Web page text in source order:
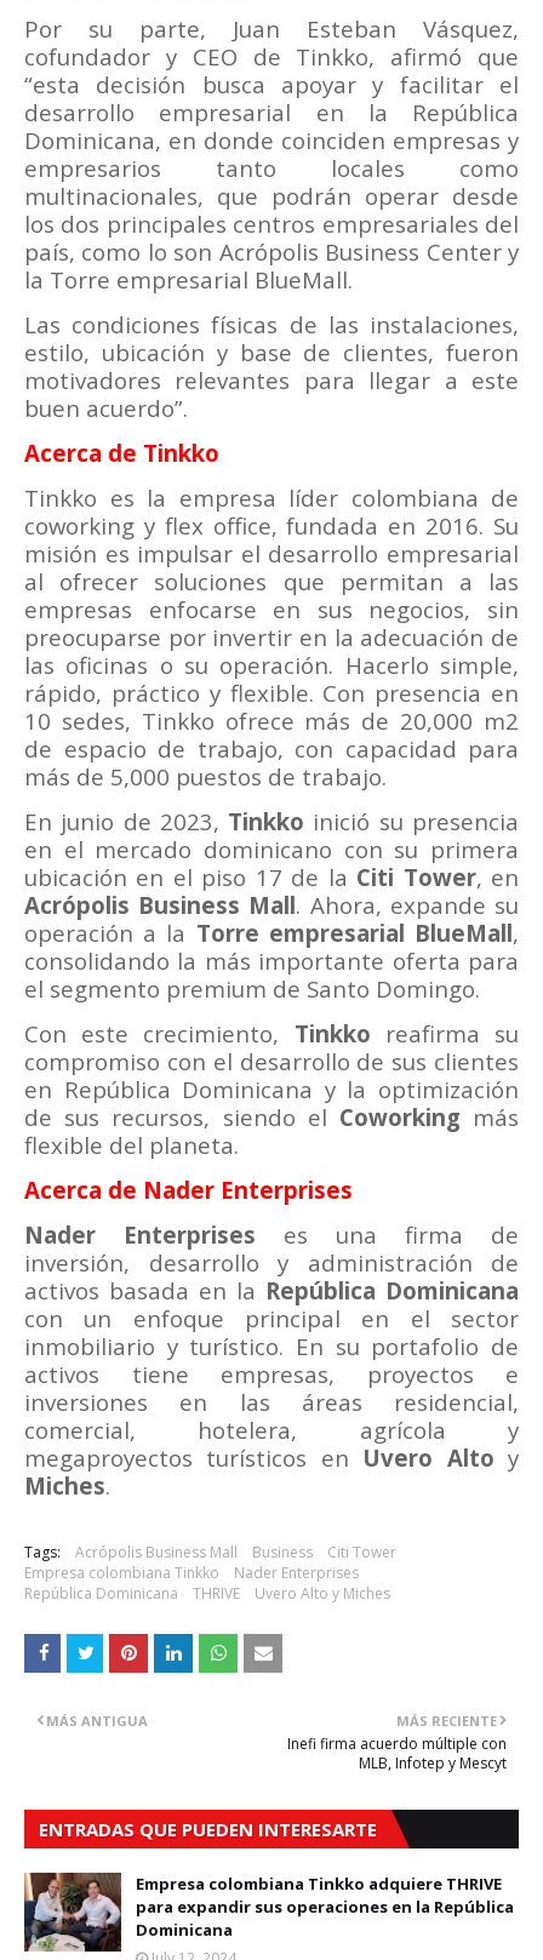
Por su parte, Juan Esteban Vásquez,
cofundador y CEO de Tinkko, afirmó que
“esta decisión busca apoyar y facilitar el
desarrollo empresarial en la República
Dominicana, en donde coinciden empresas y
empresarios tanto locales como
multinacionales, que podrán operar desde
los dos principales centros empresariales del
país, como lo son Acrópolis Business Center y
la Torre empresarial BlueMall.
Las condiciones físicas de las instalaciones,
estilo, ubicación y base de clientes, fueron
motivadores relevantes para llegar a este
buen acuerdo”.
Acerca de Tinkko
Tinkko es la empresa líder colombiana de
coworking y flex office, fundada en 2016. Su
misión es impulsar el desarrollo empresarial
al ofrecer soluciones que permitan a las
empresas enfocarse en sus negocios, sin
preocuparse por invertir en la adecuación de
las oficinas o su operación. Hacerlo simple,
rápido, práctico y flexible. Con presencia en
10 sedes, Tinkko ofrece más de 20,000 m2
de espacio de trabajo, con capacidad para
más de 5,000 puestos de trabajo.
En junio de 2023, Tinkko inició su presencia
en el mercado dominicano con su primera
ubicación en el piso 17 de la Citi Tower, en
Acrópolis Business Mall. Ahora, expande su
operación a la Torre empresarial BlueMall,
consolidando la más importante oferta para
el segmento premium de Santo Domingo.
Con este crecimiento, Tinkko reafirma su
compromiso con el desarrollo de sus clientes
en República Dominicana y la optimización
de sus recursos, siendo el Coworking más
flexible del planeta.
Acerca de Nader Enterprises
Nader Enterprises es una firma de
inversión, desarrollo y administración de
activos basada en la República Dominicana
con un enfoque principal en el sector
inmobiliario y turístico. En su portafolio de
activos tiene empresas, proyectos e
inversiones en las áreas residencial,
comercial, hotelera, agrícola y
megaproyectos turísticos en Uvero Alto y
Miches.
Tags: Acrópolis Business Mall Business
Citi Tower
Empresa colombiana Tinkko
Nader Enterprises
República Dominicana
THRIVE Uvero Alto y Miches
MÁS RECIENTE
Inefi firma acuerdo múltiple con
MLB, Infotep y Mescyt
MÁS ANTIGUA
ENTRADAS QUE PUEDEN INTERESARTE
Empresa colombiana Tinkko adquiere THRIVE
para expandir sus operaciones en la República
Dominicana